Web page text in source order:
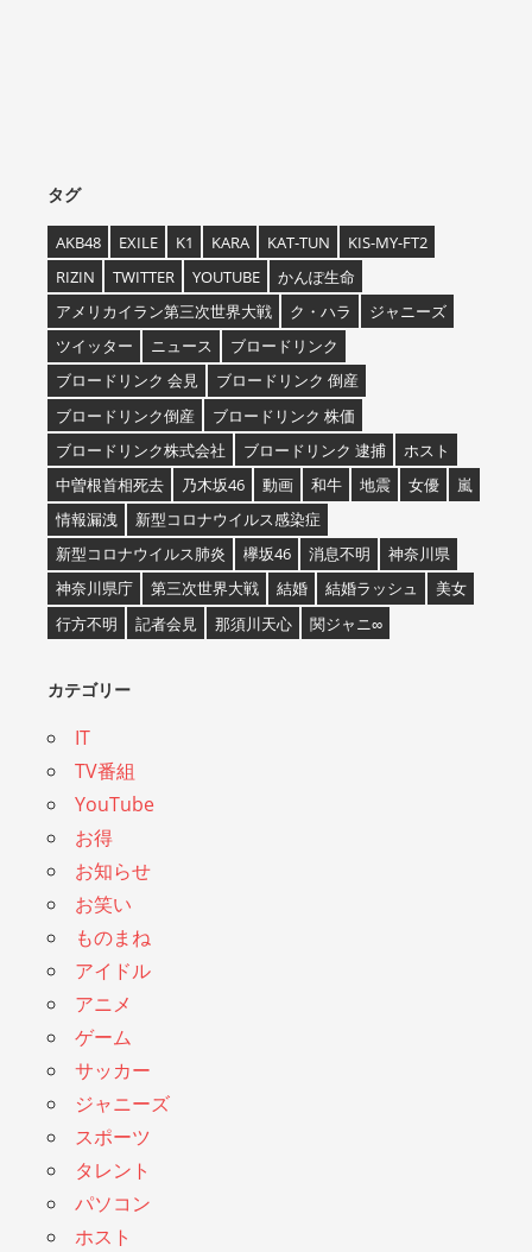
タグ
AKB48 EXILE K1 KARA KAT-TUN
KIS-MY-FT2
RIZIN
TWITTER YOUTUBE
かんぽ生命
アメリカイラン第三次世界大戦
ク・ハラ
ジャニーズ
ツイッター
ニュース
ブロードリンク
ブロードリンク 会見
ブロードリンク 倒産
ブロードリンク倒産
ブロードリンク 株価
ブロードリンク株式会社
ブロードリンク 逮捕
ホスト
中曽根首相死去
乃木坂46 動画 和牛 地震 女優
嵐
情報漏洩
新型コロナウイルス感染症
新型コロナウイルス肺炎
欅坂46 消息不明
神奈川県
神奈川県庁
第三次世界大戦 結婚 結婚ラッシュ
美女
行方不明
記者会見 那須川天心 関ジャニ∞
カテゴリー
IT
TV番組
YouTube
お得
お知らせ
お笑い
ものまね
アイドル
アニメ
ゲーム
サッカー
ジャニーズ
スポーツ
タレント
パソコン
ホスト